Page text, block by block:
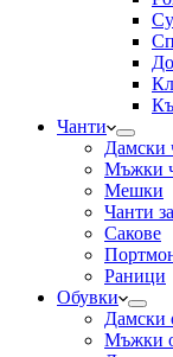
Чанти
Дамски
Мъжки
Мешки
Чанти
Сакове
Раници
Обувки
Дамски
Мъжки